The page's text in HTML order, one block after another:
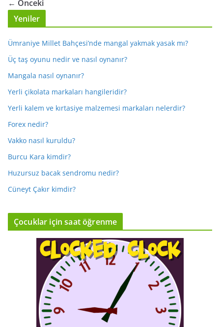
← Önceki
Yeniler
Ümraniye Millet Bahçesi’nde mangal yakmak yasak mı?
Üç taş oyunu nedir ve nasıl oynanır?
Mangala nasıl oynanır?
Yerli çikolata markaları hangileridir?
Yerli kalem ve kırtasiye malzemesi markaları nelerdir?
Forex nedir?
Vakko nasıl kuruldu?
Burcu Kara kimdir?
Huzursuz bacak sendromu nedir?
Cüneyt Çakır kimdir?
Çocuklar için saat öğrenme